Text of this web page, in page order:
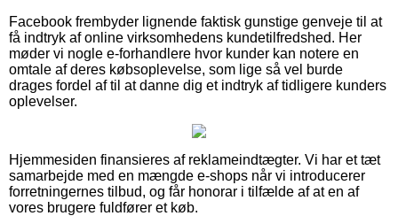
Facebook frembyder lignende faktisk gunstige genveje til at
få indtryk af online virksomhedens kundetilfredshed. Her
møder vi nogle e-forhandlere hvor kunder kan notere en
omtale af deres købsoplevelse, som lige så vel burde
drages fordel af til at danne dig et indtryk af tidligere kunders
oplevelser.
Hjemmesiden finansieres af reklameindtægter. Vi har et tæt
samarbejde med en mængde e-shops når vi introducerer
forretningernes tilbud, og får honorar i tilfælde af at en af
vores brugere fuldfører et køb.